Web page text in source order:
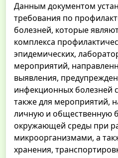
Данным документом
требования по
болезней, которые
комплекса
эпидемических,
мероприятий,
выявления,
инфекционных болезней
также для мероприятий,
личную и общественную
окружающей среды при
микроорганизмами, а
хранения,